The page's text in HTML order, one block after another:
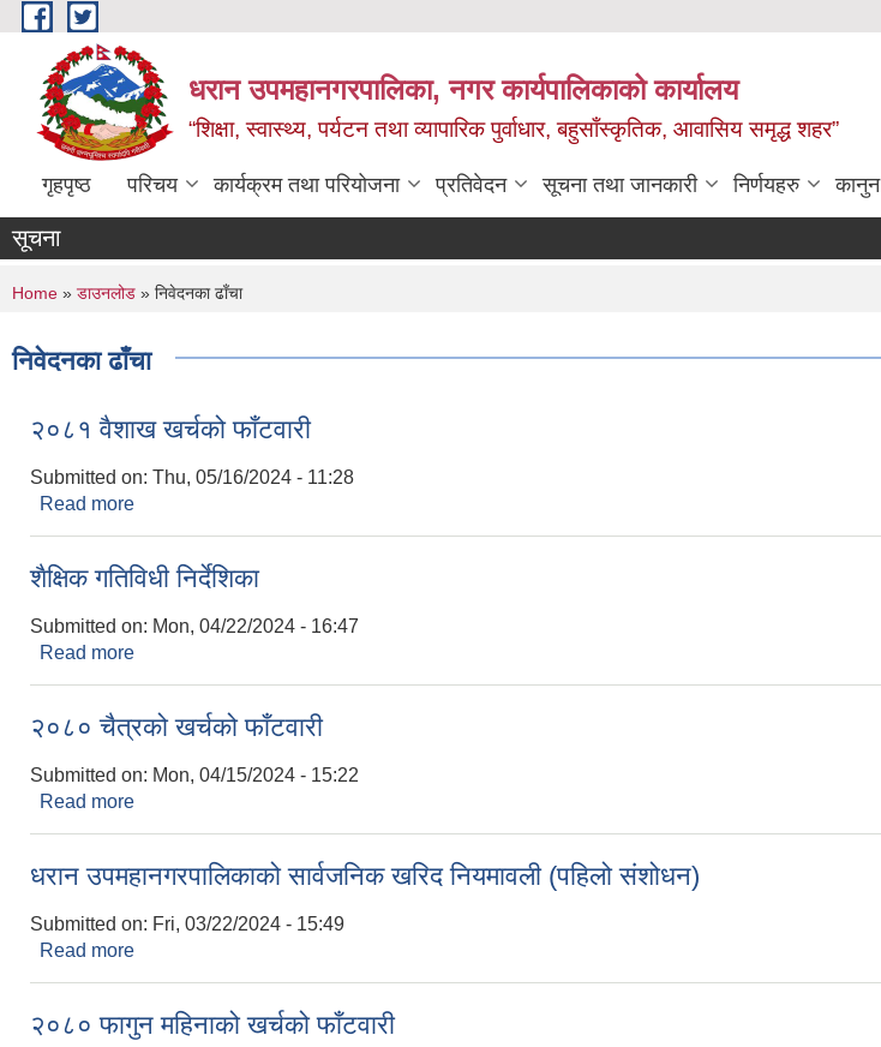
Skip to main content
धरान उपमहानगरपालिका, नगर कार्यपालिकाको कार्यालय
“शिक्षा, स्वास्थ्य, पर्यटन तथा व्यापारिक पुर्वाधार, बहुसाँस्कृतिक, आवासिय समृद्ध शहर”
गृहपृष्ठ परिचय कार्यक्रम तथा परियोजना प्रतिवेदन सूचना तथा जानकारी निर्णयहरु कानुन
सूचना
You are here
Home » डाउनलोड » निवेदनका ढाँचा
निवेदनका ढाँचा
२०८१ वैशाख खर्चको फाँटवारी
Submitted on: Thu, 05/16/2024 - 11:28
Read more
शैक्षिक गतिविधी निर्देशिका
Submitted on: Mon, 04/22/2024 - 16:47
Read more
२०८० चैत्रको खर्चको फाँटवारी
Submitted on: Mon, 04/15/2024 - 15:22
Read more
धरान उपमहानगरपालिकाको सार्वजनिक खरिद नियमावली (पहिलो संशोधन)
Submitted on: Fri, 03/22/2024 - 15:49
Read more
२०८० फागुन महिनाको खर्चको फाँटवारी